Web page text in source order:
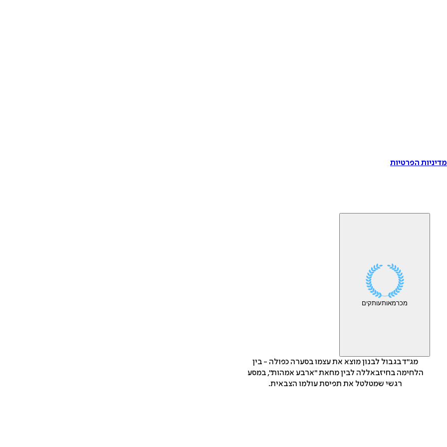
הפרטיות
מכרמאותעותקים
מג"ד בגבול לבנון מוצא את עצמו בסערה כפולה - בין
הלחימה בחיזבאללה לבין מחאת "ארבע אמהות", במסע
רגשי שמטלטל את תפיסת עולמו הצבאית.